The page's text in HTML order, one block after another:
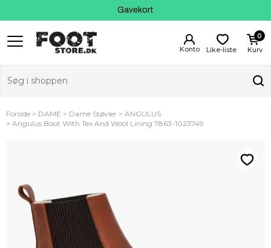
Gavekort
Kundeservice
Kurv
0
Like-liste
Forside DAME Dame Støvler
ANGULUS
Angulus Boot With Tex And Wool Lining 7863-1023749